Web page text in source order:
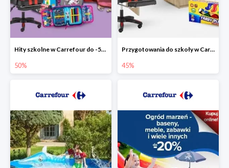
Hity szkolne w Carrefour do -50%
50%
Przygotowania do szkoły w Carrefour do -45%
45%